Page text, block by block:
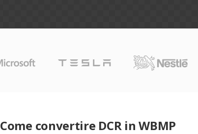
Come convertire DCR in WBMP